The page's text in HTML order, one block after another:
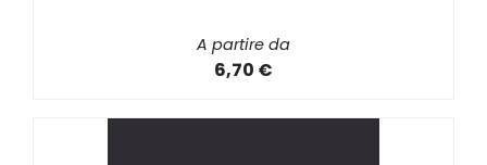
A partire da
6,70 €